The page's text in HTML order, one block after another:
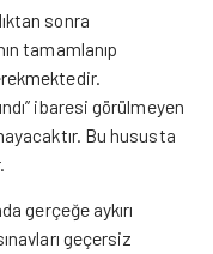
sonra
tamamlanıp
ibaresi görülmeyen
Bu hususta
gerçeğe aykırı
geçersiz